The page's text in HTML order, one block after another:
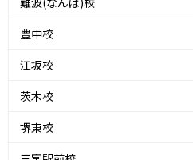
豊中校
江坂校
茨木校
堺東校